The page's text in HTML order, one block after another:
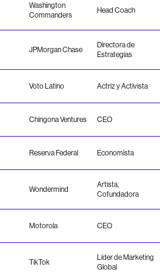
Washington
Commanders
Head Coach
JPMorgan Chase
Directora de
Estrategias
Voto Latino Actriz y Activista
Chingona Ventures CEO
Reserva Federal Economista
Wondermind
Artista,
Cofundadora
Motorola CEO
TikTok
Líder de Marketing
Global